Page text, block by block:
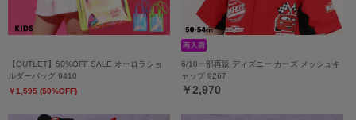
【OUTLET】50%OFF SALE オーロラショ
ルダーバッグ 9410
￥1,595 (50%OFF)
6/10一部再販 ディズニー カーズ メッシュキ
ャップ 9267
￥2,970